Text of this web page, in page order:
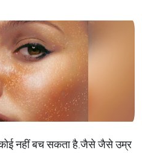
नहीं बच सकता है.जैसे जैसे उम्र